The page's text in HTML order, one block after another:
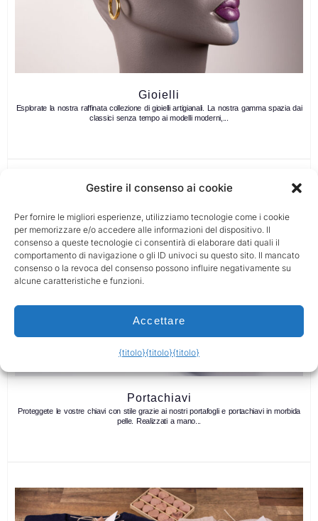
Gestire il consenso ai cookie
Per fornire le migliori esperienze, utilizziamo tecnologie come i cookie
per memorizzare e/o accedere alle informazioni del dispositivo. Il
consenso a queste tecnologie ci consentirà di elaborare dati quali il
comportamento di navigazione o gli ID univoci su questo sito. Il mancato
consenso o la revoca del consenso possono influire negativamente su
alcune caratteristiche e funzioni.
Accettare
{titolo}{titolo}{titolo}
Gioielli
Esplorate la nostra raffinata collezione di gioielli artigianali. La nostra gamma spazia dai
classici senza tempo ai modelli moderni,...
Portachiavi
Proteggete le vostre chiavi con stile grazie ai nostri portafogli e portachiavi in morbida
pelle. Realizzati a mano...